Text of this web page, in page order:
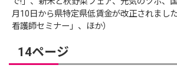
月10日から県特定県低賃金が改正されまし
看護師セミナー」、ほか）
14ページ